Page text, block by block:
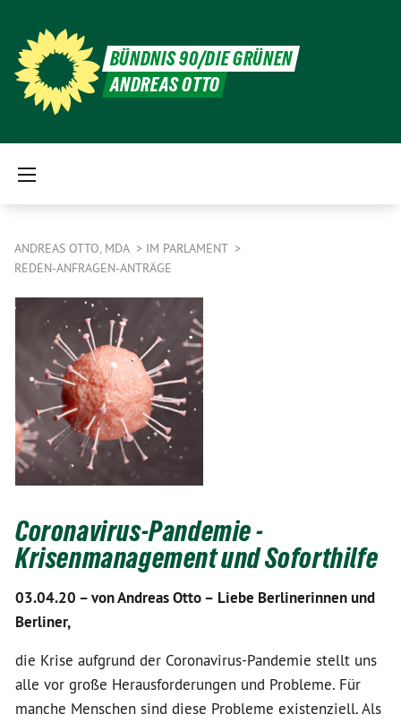
BÜNDNIS 90/DIE GRÜNEN
ANDREAS OTTO
ANDREAS OTTO, MDA
IM PARLAMENT
REDEN-ANFRAGEN-ANTRÄGE
Coronavirus-Pandemie -
Krisenmanagement und Soforthilfe
03.04.20 –von Andreas Otto – Liebe Berlinerinnen und
Berliner,
die Krise aufgrund der Coronavirus-Pandemie stellt uns
alle vor große Herausforderungen und Probleme. Für
manche Menschen sind diese Probleme existenziell. Als